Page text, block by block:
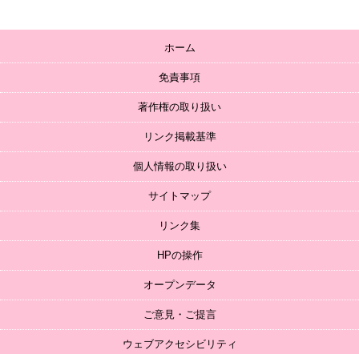
ホーム
免責事項
著作権の取り扱い
リンク掲載基準
個人情報の取り扱い
サイトマップ
リンク集
HPの操作
オープンデータ
ご意見・ご提言
ウェブアクセシビリティ